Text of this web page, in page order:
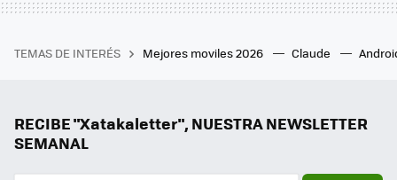
TEMAS DE INTERÉS Mejores moviles 2026 Claude
RECIBE "Xatakaletter", NUESTRA NEWSLETTER
SEMANAL